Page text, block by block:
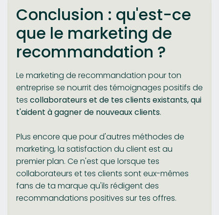
Conclusion : qu'est-ce
que le marketing de
recommandation ?
Le marketing de recommandation pour ton
entreprise se nourrit des témoignages positifs de
tes collaborateurs et de tes clients existants, qui
t'aident à gagner de nouveaux clients.
Plus encore que pour d'autres méthodes de
marketing, la satisfaction du client est au
premier plan. Ce n'est que lorsque tes
collaborateurs et tes clients sont eux-mêmes
fans de ta marque qu'ils rédigent des
recommandations positives sur tes offres.